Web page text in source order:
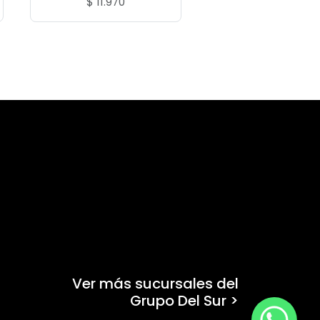
Ver más sucursales del
Grupo Del Sur >